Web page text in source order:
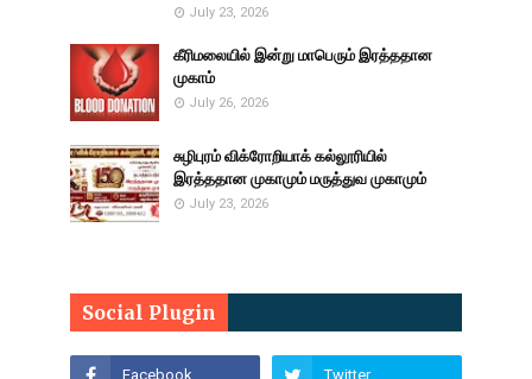
July 23, 2026
கீரிமலையில் இன்று மாபெரும் இரத்ததான
முகாம்
July 26, 2026
சுழிபுரம் விக்ரோறியாக் கல்லூரியில்
இரத்ததான முகாமும் மருத்துவ முகாமும்
July 23, 2026
Social Plugin